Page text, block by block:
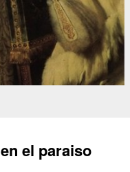
el paraiso